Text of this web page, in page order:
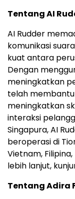
Tentang AI
AI Rudder
komunikasi
kuat antara
Dengan
meningkatkan
telah
meningkatkan
interaksi
Singapura, AI
beroperasi di
Vietnam,
lebih lanjut,
Tentang Adira